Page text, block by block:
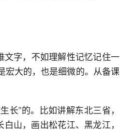
文字，不如理解性记忆记住一
宏大的，也是细微的。从备课
长”的。比如讲解东北三省，
山，画出松花江、黑龙江，